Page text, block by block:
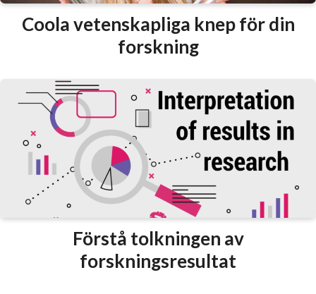
Coola vetenskapliga knep för din
forskning
Förstå tolkningen av
forskningsresultat